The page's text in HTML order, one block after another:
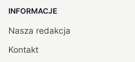
INFORMACJE
Nasza redakcja
Kontakt